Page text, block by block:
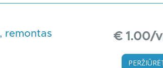
remontas € 1.00/